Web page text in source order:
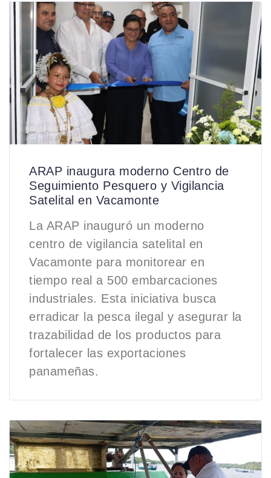
ARAP inaugura moderno Centro de
Seguimiento Pesquero y Vigilancia
Satelital en Vacamonte
La ARAP inauguró un moderno
centro de vigilancia satelital en
Vacamonte para monitorear en
tiempo real a 500 embarcaciones
industriales. Esta iniciativa busca
erradicar la pesca ilegal y asegurar la
trazabilidad de los productos para
fortalecer las exportaciones
panameñas.